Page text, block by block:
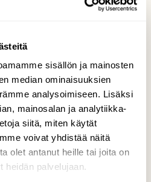
sisällön ja mainosten
median ominaisuuksien
analysoimiseen. Lisäksi
mainosalan ja analytiikka-
siitä, miten käytät
voivat yhdistää näitä
olet antanut heille tai joita on
heidän palvelujaan.
pihakoivun alta
materiaalia.